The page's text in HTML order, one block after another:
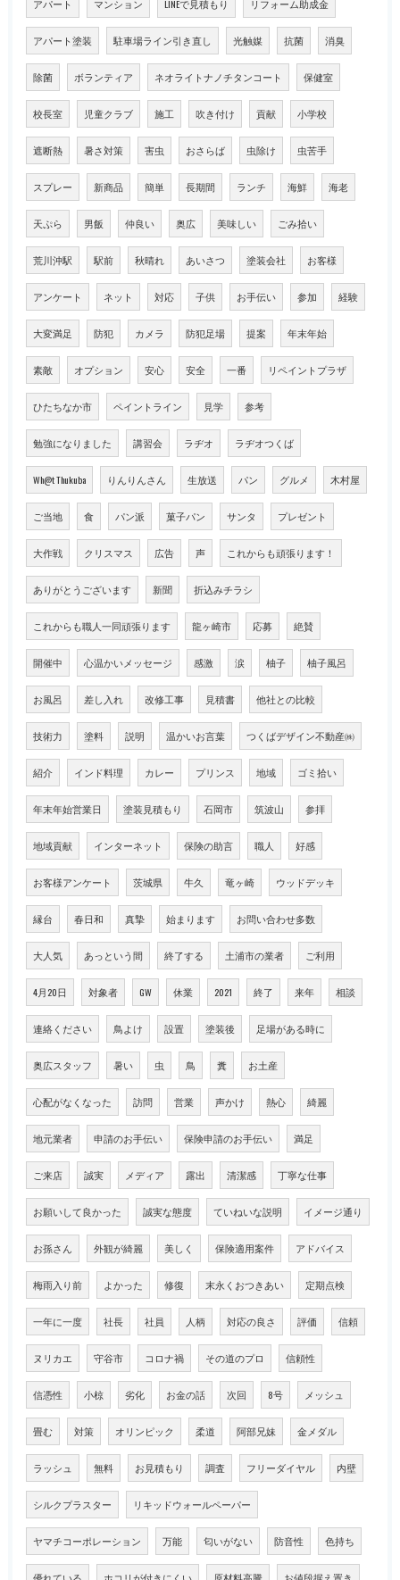
アパート マンション LINEで見積もり リフォーム助成金
アパート塗装 駐車場ライン引き直し 光触媒 抗菌 消臭
除菌 ボランティア ネオライトナノチタンコート 保健室
校長室 児童クラブ 施工 吹き付け 貢献 小学校
遮断熱 暑さ対策 害虫 おさらば 虫除け 虫苦手
スプレー 新商品 簡単 長期間 ランチ 海鮮 海老
天ぷら 男飯 仲良い 奥広 美味しい ごみ拾い
荒川沖駅 駅前 秋晴れ あいさつ 塗装会社 お客様
アンケート ネット 対応 子供 お手伝い 参加 経験
大変満足 防犯 カメラ 防犯足場 提案 年末年始
素敵 オプション 安心 安全 一番 リペイントプラザ
ひたちなか市 ペイントライン 見学 参考
勉強になりました 講習会 ラヂオ ラヂオつくば
Wh@t Thukuba りんりんさん 生放送 パン グルメ 木村屋
ご当地 食 パン派 菓子パン サンタ プレゼント
大作戦 クリスマス 広告 声 これからも頑張ります！
ありがとうございます 新聞 折込みチラシ
これからも職人一同頑張ります 龍ヶ崎市 応募 絶賛
開催中 心温かいメッセージ 感激 涙 柚子 柚子風呂
お風呂 差し入れ 改修工事 見積書 他社との比較
技術力 塗料 説明 温かいお言葉 つくばデザイン不動産㈱
紹介 インド料理 カレー プリンス 地域 ゴミ拾い
年末年始営業日 塗装見積もり 石岡市 筑波山 参拝
地域貢献 インターネット 保険の助言 職人 好感
お客様アンケート 茨城県 牛久 竜ヶ崎 ウッドデッキ
縁台 春日和 真摯 始まります お問い合わせ多数
大人気 あっという間 終了する 土浦市の業者 ご利用
4月20日 対象者 GW 休業 2021 終了 来年 相談
連絡ください 鳥よけ 設置 塗装後 足場がある時に
奥広スタッフ 暑い 虫 鳥 糞 お土産
心配がなくなった 訪問 営業 声かけ 熱心 綺麗
地元業者 申請のお手伝い 保険申請のお手伝い 満足
ご来店 誠実 メディア 露出 清潔感 丁寧な仕事
お願いして良かった 誠実な態度 ていねいな説明 イメージ通り
お孫さん 外観が綺麗 美しく 保険適用案件 アドバイス
梅雨入り前 よかった 修復 末永くおつきあい 定期点検
一年に一度 社長 社員 人柄 対応の良さ 評価 信頼
ヌリカエ 守谷市 コロナ禍 その道のプロ 信頼性
信憑性 小椋 劣化 お金の話 次回 8号 メッシュ
畳む 対策 オリンピック 柔道 阿部兄妹 金メダル
ラッシュ 無料 お見積もり 調査 フリーダイヤル 内壁
シルクプラスター リキッドウォールペーパー
ヤマチコーポレーション 万能 匂いがない 防音性 色持ち